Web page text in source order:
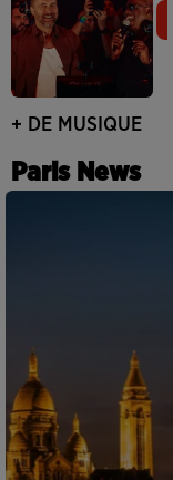
+ DE MUSIQUE
Paris News